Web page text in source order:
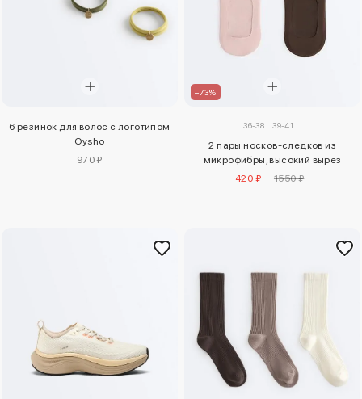
6 резинок для волос с логотипом
Oysho
970 ₽
–73%
36-38 39-41
2 пары носков-следков из
микрофибры, высокий вырез
420 ₽
1550 ₽